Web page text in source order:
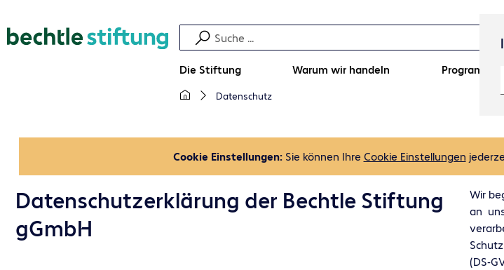
Die Stiftung Warum wir handeln Programme
Datenschutz
Cookie Einstellungen:Sie können Ihre Cookie Einstellungen
Datenschutzerklärung der Bechtle Stiftung
gGmbH
Wir
an
(DS-